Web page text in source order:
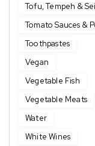
Tofu, Tempeh &
Tomato Sauces &
Toothpastes
Vegan
Vegetable Fish
Vegetable Meats
Water
White Wines